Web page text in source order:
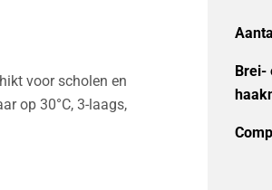
voor scholen en
op 30°C, 3-laags,
Brei-